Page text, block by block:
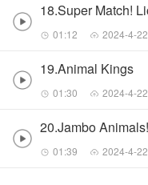
18.Super Match!
01:12 2024-4-22
19.Animal Kings
01:30 2024-4-22
20.Jambo Animals!
01:39 2024-4-22